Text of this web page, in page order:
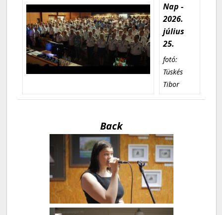
Nap -
2026.
július
25.
fotó:
Tüskés
Tibor
Back